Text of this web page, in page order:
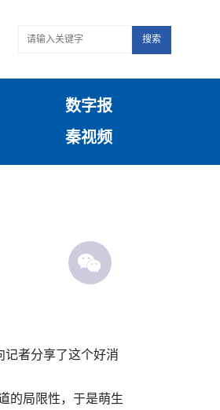
搜索
数字报
秦视频
记者分享了这个好消
的局限性，于是萌生